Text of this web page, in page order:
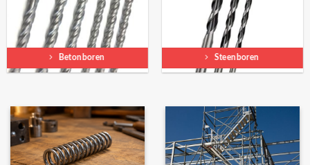
Betonboren Steenboren